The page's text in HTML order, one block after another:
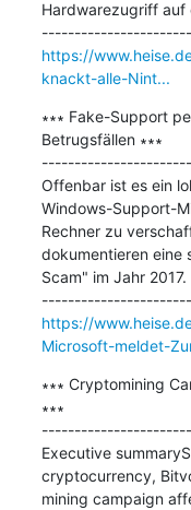
Hardwarezugriff auf
https://
knackt-alle-Nint...
∗∗∗ Fake-Support
Betrugsfällen ∗∗∗
Offenbar ist es ein
Windows-Support-
Rechner zu
dokumentieren eine
Scam" im Jahr 2017.
https://
Microsoft-meldet-
∗∗∗ Cryptomining
∗∗∗
Executive
cryptocurrency,
mining campaign